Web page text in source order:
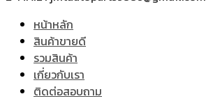
หน้าหลัก
สินค้าขายดี
รวมสินค้า
เกี่ยวกับเรา
ติดต่อสอบถาม